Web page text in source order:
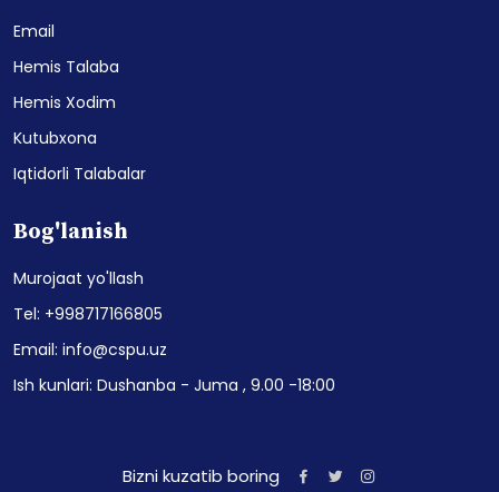
Email
Hemis Talaba
Hemis Xodim
Kutubxona
Iqtidorli Talabalar
Bog'lanish
Murojaat yo'llash
Tel: +998717166805
Email: info@cspu.uz
Ish kunlari: Dushanba - Juma , 9.00 -18:00
Bizni kuzatib boring